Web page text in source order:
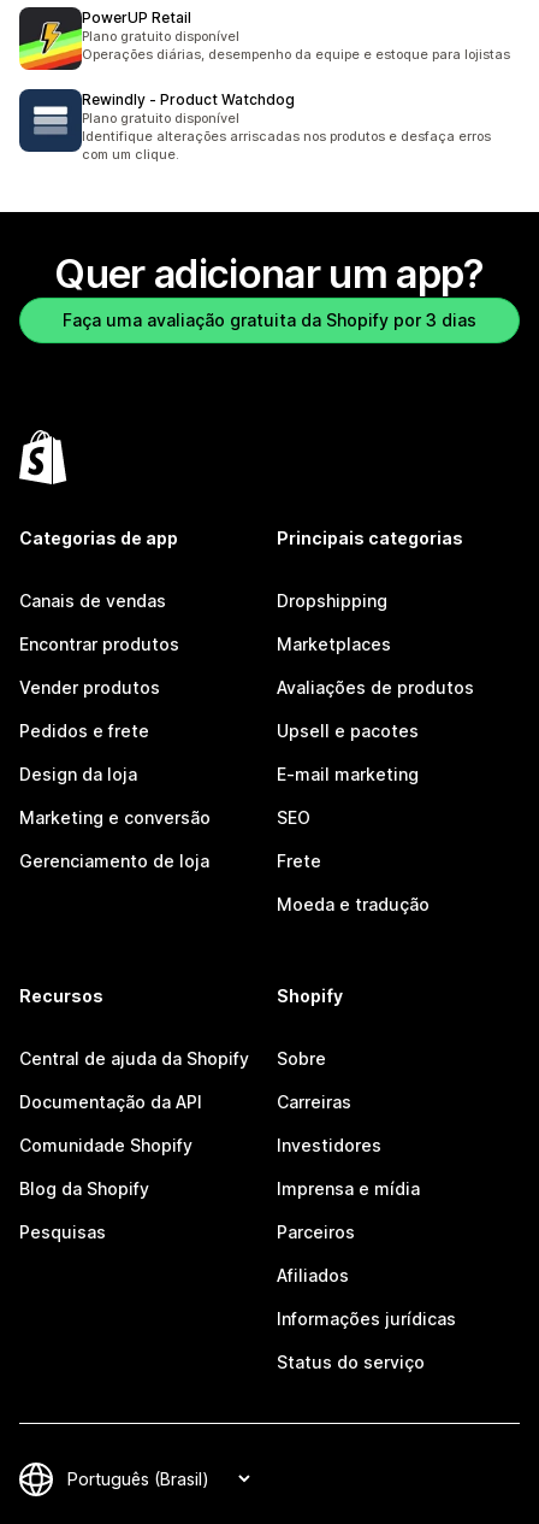
PowerUP Retail
Plano gratuito disponível
Operações diárias, desempenho da equipe e estoque para lojistas
Rewindly ‑ Product Watchdog
Plano gratuito disponível
Identifique alterações arriscadas nos produtos e desfaça erros
com um clique.
Quer adicionar um app?
Faça uma avaliação gratuita da Shopify por 3 dias
Categorias de app
Canais de vendas
Encontrar produtos
Vender produtos
Pedidos e frete
Design da loja
Marketing e conversão
Gerenciamento de loja
Principais categorias
Dropshipping
Marketplaces
Avaliações de produtos
Upsell e pacotes
E-mail marketing
SEO
Frete
Moeda e tradução
Recursos
Central de ajuda da Shopify
Documentação da API
Comunidade Shopify
Blog da Shopify
Pesquisas
Shopify
Sobre
Carreiras
Investidores
Imprensa e mídia
Parceiros
Afiliados
Informações jurídicas
Status do serviço